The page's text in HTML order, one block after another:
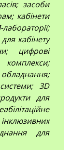
засоби
кабінети
кабінету
цифрові
3D
для
для